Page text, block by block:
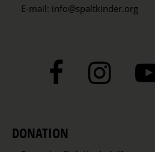
E-mail: info@spaltkinder.org
DONATION